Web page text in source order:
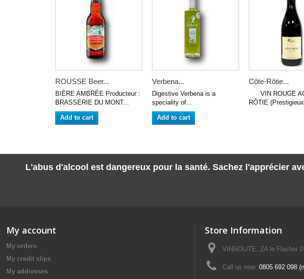
ROUSSE Beer...
BIÈRE AMBRÉE Producteur :
BRASSERIE DU MONT...
Add to cart
Verbena...
Digestive Verbena is a
speciality of...
Add to cart
Côte-Rôtie...
VIN ROUGE
RÔTIE
L'abus d'alcool est dangereux pour la santé. Sachez l'apprécier
My account
My orders
My credit slips
My addresses
Store Information
VINSOLITE, ZA le Flacher
Call us now: 0805 692 098